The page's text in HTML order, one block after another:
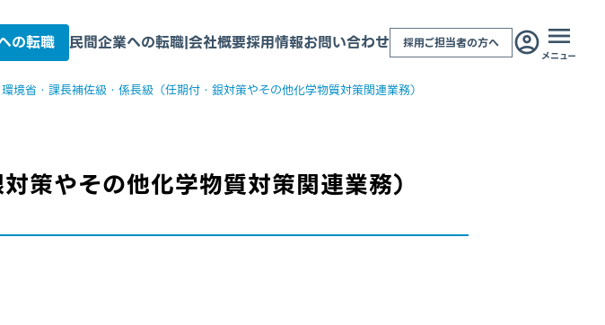
の転職 民間企業への転職|会社概要採用情報お問い合わせ 採用ご担当者の方へ
メニュー
環境省・課長補佐級・係長級（任期付・銀対策やその他化学物質対策関連業務）
策やその他化学物質対策関連業務）